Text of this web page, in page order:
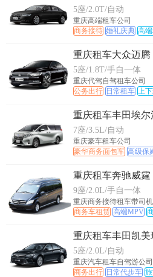
5座/2.0T/自动
重庆高端租车公司
商务接待 婚礼庆典 高
重庆租车大众迈腾
5座/1.8T/手自一体
重庆代驾自驾租车公司
公务出行 日常租车 上
重庆租车丰田埃尔
7座/3.5L/自动
重庆豪车租车公司
豪华商务面包车 高级保
重庆租车奔驰威霆
9座/2.0L/手自一体
重庆商务接待租车带司机
商务车租赁 高端MPV
重庆租车丰田凯美
5座/2.0L/自动
重庆汽车租车自驾游公司
商务出行 日常代步车